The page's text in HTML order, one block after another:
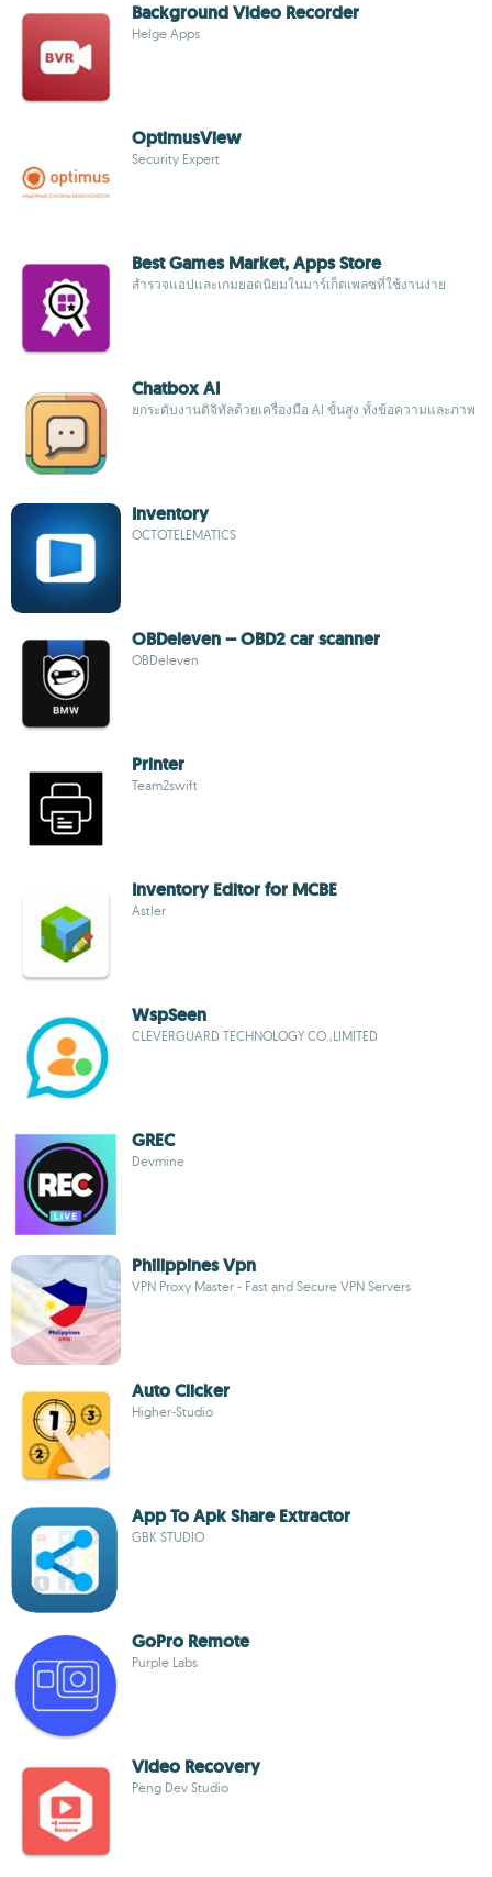
Background Video Recorder
Helge Apps
OptimusView
Security Expert
Best Games Market, Apps Store
สำรวจแอปและเกมยอดนิยมในมาร์เก็ตเพลซที่ใช้งานง่าย
Chatbox AI
ยกระดับงานดิจิทัลด้วยเครื่องมือ AI ขั้นสูง ทั้งข้อความและภาพ
Inventory
OCTOTELEMATICS
OBDeleven – OBD2 car scanner
OBDeleven
Printer
Team2swift
Inventory Editor for MCBE
Astler
WspSeen
CLEVERGUARD TECHNOLOGY CO.,LIMITED
GREC
Devmine
Philippines Vpn
VPN Proxy Master - Fast and Secure VPN Servers
Auto Clicker
Higher-Studio
App To Apk Share Extractor
GBK STUDIO
GoPro Remote
Purple Labs
Video Recovery
Peng Dev Studio